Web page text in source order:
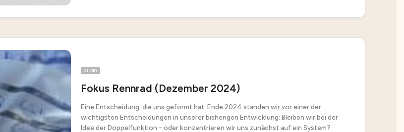
STORY
Fokus Rennrad (Dezember 2024)
Eine Entscheidung, die uns geformt hat. Ende 2024 standen wir vor einer der
wichtigsten Entscheidungen in unserer bisherigen Entwicklung: Bleiben wir bei der
Idee der Doppelfunktion – oder konzentrieren wir uns zunächst auf ein System?